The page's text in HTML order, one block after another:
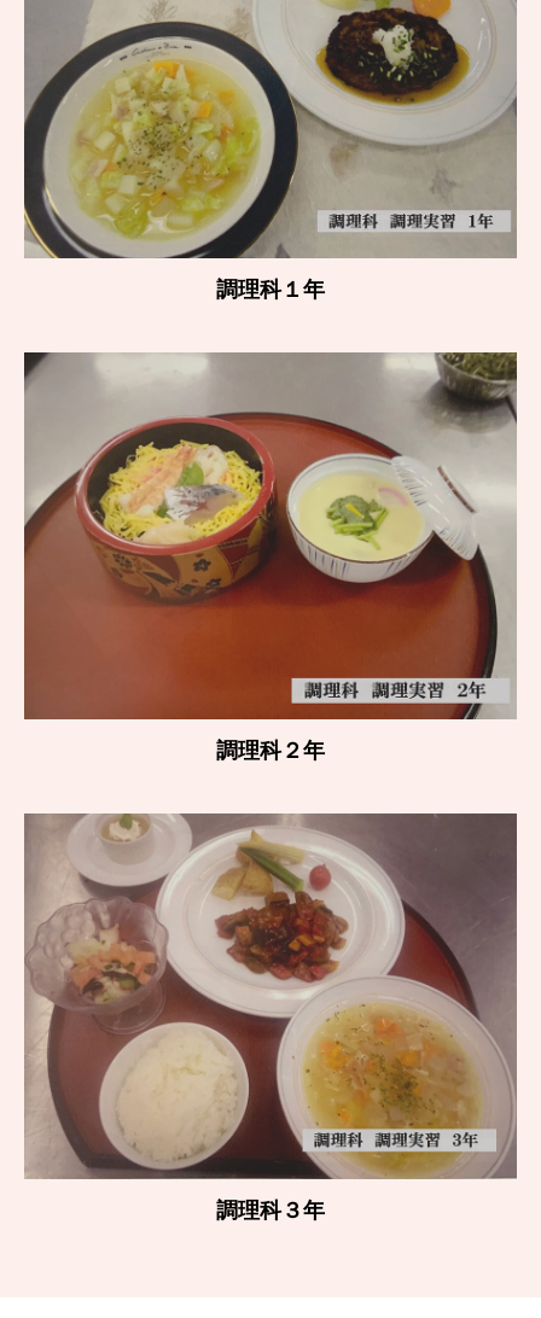
調理科１年
調理科２年
調理科３年